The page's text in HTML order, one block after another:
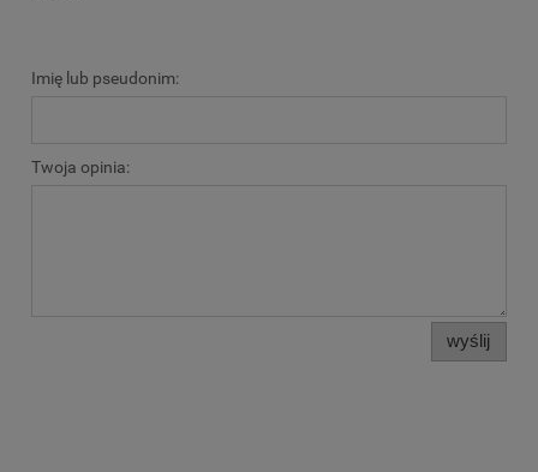
Imię lub pseudonim:
Twoja opinia:
wyślij